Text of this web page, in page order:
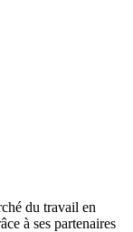
du travail en
à ses partenaires